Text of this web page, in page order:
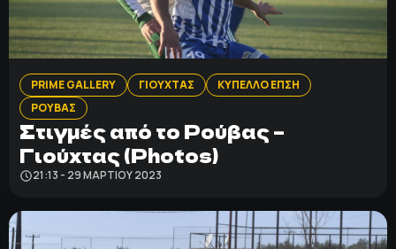
ΠΟΛΙΤΙΚΗ ΑΠΟΡΡΗΤΟΥ
PRIME GALLERY ΓΙΟΥΧΤΑΣ
ΚΥΠΕΛΛΟ ΕΠΣΗ
ΡΟΥΒΑΣ
Στιγμές από το Ρούβας –
Γιούχτας (Photos)
21:13 - 29 ΜΑΡΤΊΟΥ 2023